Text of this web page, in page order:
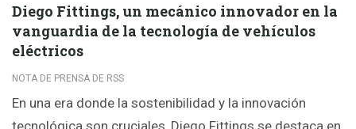
Diego Fittings, un mecánico innovador en la
vanguardia de la tecnología de vehículos
eléctricos
NOTA DE PRENSA DE RSS
En una era donde la sostenibilidad y la innovación
tecnológica son cruciales, Diego Fittings se destaca en